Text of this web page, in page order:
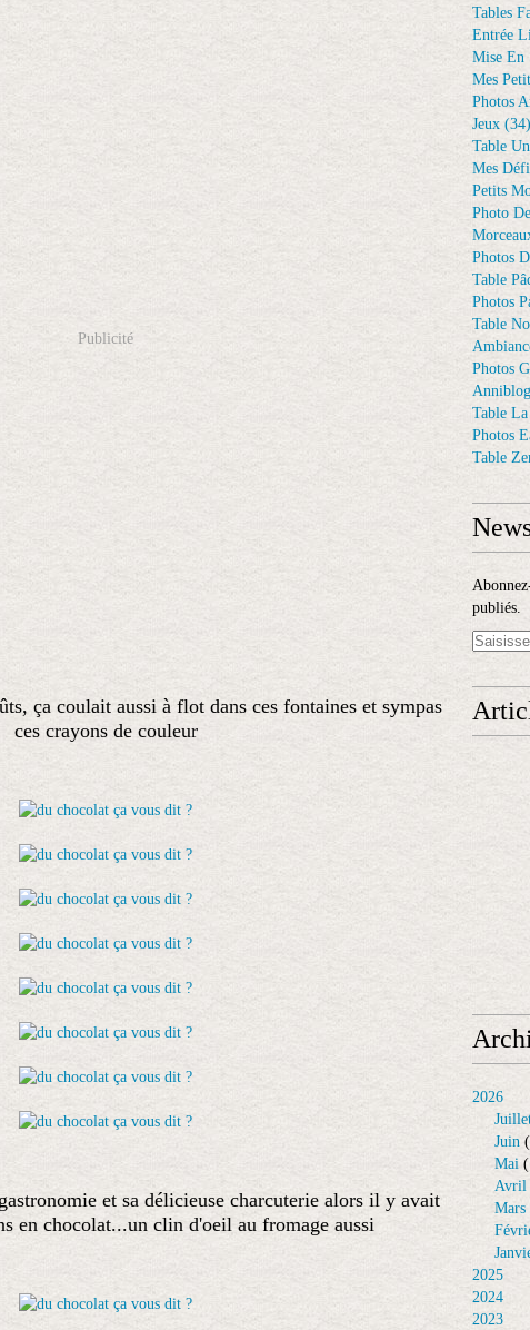
Publicité
ça coulait aussi à flot dans ces fontaines et sympas
ces crayons de couleur
et sa délicieuse charcuterie alors il y avait
en chocolat...un clin d'oeil au fromage aussi
Tables
Entrée
Mise En
Mes
Photos
Jeux (34)
Table
Mes
Petits
Photo
Photos
Table
Photos
Table
Photos
Anniblog
Table
Photos
Table
publiés.
2026
Juin
Mai
Avril
Mars
2025
2024
2023